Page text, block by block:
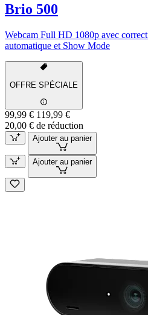
Brio 500
Webcam Full HD 1080p avec
automatique et Show Mode
OFFRE SPÉCIALE
99,99 € 119,99 €
20,00 € de réduction
Ajouter au panier
Ajouter au panier